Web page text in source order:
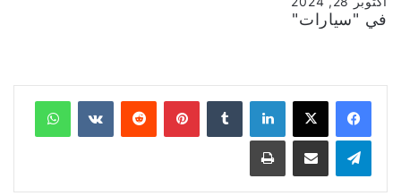
في "سيارات"
لينكدإن بينتيريست